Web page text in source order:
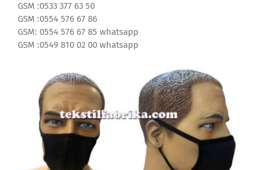
GSM :0533 377 63 50
GSM :0554 576 67 86
GSM: 0554 576 67 85 whatsapp
GSM :0549 810 02 00 whatsapp